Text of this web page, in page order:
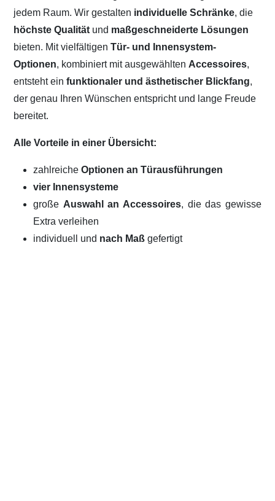
jedem Raum. Wir gestalten individuelle Schränke, die
höchste Qualität und maßgeschneiderte Lösungen
bieten. Mit vielfältigenTür- und Innensystem-
Optionen, kombiniert mit ausgewählten Accessoires,
entsteht einfunktionaler und ästhetischer Blickfang,
der genau Ihren Wünschen entspricht und lange Freude
bereitet.
Alle Vorteile in einer Übersicht:
zahlreicheOptionen an Türausführungen
vier Innensysteme
große Auswahl an Accessoires, die das gewisse
Extra verleihen
individuell und nach Maßgefertigt